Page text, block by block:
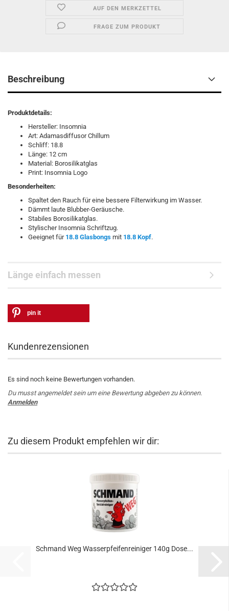
AUF DEN MERKZETTEL
FRAGE ZUM PRODUKT
Beschreibung
Produktdetails:
Hersteller: Insomnia
Art: Adamasdiffusor Chillum
Schliff: 18.8
Länge: 12 cm
Material: Borosilikatglas
Print: Insomnia Logo
Besonderheiten:
Spaltet den Rauch für eine bessere Filterwirkung im Wasser.
Dämmt laute Blubber-Geräusche.
Stabiles Borosilikatglas.
Stylischer Insomnia Schriftzug.
Geeignet für 18.8 Glasbongs mit 18.8 Kopf.
Länge einfach messen
pin it
Kundenrezensionen
Es sind noch keine Bewertungen vorhanden.
Du musst angemeldet sein um eine Bewertung abgeben zu können.
Anmelden
Zu diesem Produkt empfehlen wir dir:
Schmand Weg Wasserpfeifenreiniger 140g Dose...